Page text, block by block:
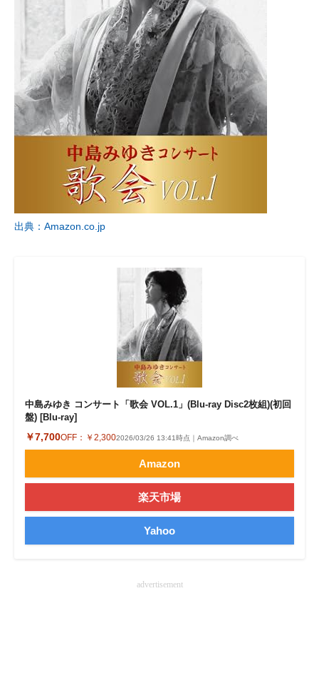
出典：Amazon.co.jp
中島みゆき コンサート「歌会 VOL.1」(Blu-ray Disc2枚組)(初回
盤) [Blu-ray]
￥7,700OFF： ￥2,3002026/03/26 13:41時点｜Amazon調べ
Amazon
楽天市場
Yahoo
advertisement